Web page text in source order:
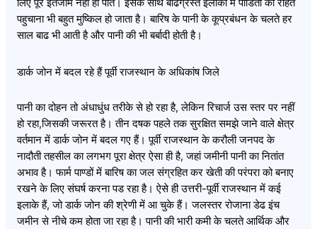
लिए पूरे इंतजाम नही हो पाते। इसके साथ बाढग्रस्त इलाकों में पीडितों को राहत
पहुचाना भी बहुत मुष्किल हो जाता है। बारिष के पानी के कूप्रबंधन के चलते हर
साल बाढ भी आती है और पानी की भी बर्बादी होती है।
डार्क जोन में बदल रहे हैं पूर्वी राजस्थान के अधिकांष जिले
पानी का दोहन तो अंधाधुंध तरीके से हो रहा है, लेकिन रिचार्ज उस स्तर पर नहीं
हो रहा,जिसकी जरूरत है। तीन दषक पहले तक सुरक्षित समझे जाने वाले क्षेत्र
वर्तमान में डार्क जोन में बदल गए हैं। पूर्वी राजस्थान के करौली जनपद के
नादौती तहसील का लगभग पूरा क्षेत्र ऐसा ही है, जहां जमीनी पानी का नितांत
अभाव है। फार्म पाण्डों में बारिष का जल संग्रहित कर खेती की परंपरा को बनाए
रखने के लिए संघर्ष करना पड रहा है। ऐसे ही उत्तरी-पूर्वी राजस्थान में कई
इलाके हैं, जो डार्क जोन की श्रेणी में आ चुके हैं। जलस्तर रोजाना डेढ इंच
जमीन से नीचे कम होता जा रहा है। पानी की भारी कमी के चलते आर्थिक और